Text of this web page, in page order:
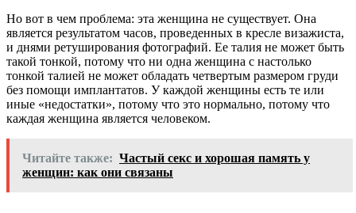
Но вот в чем проблема: эта женщина не существует. Она
является результатом часов, проведенных в кресле визажиста,
и днями ретуширования фотографий. Ее талия не может быть
такой тонкой, потому что ни одна женщина с настолько
тонкой талией не может обладать четвертым размером груди
без помощи имплантатов. У каждой женщины есть те или
иные «недостатки», потому что это нормально, потому что
каждая женщина является человеком.
Читайте также: Частый секс и хорошая память у
женщин: как они связаны